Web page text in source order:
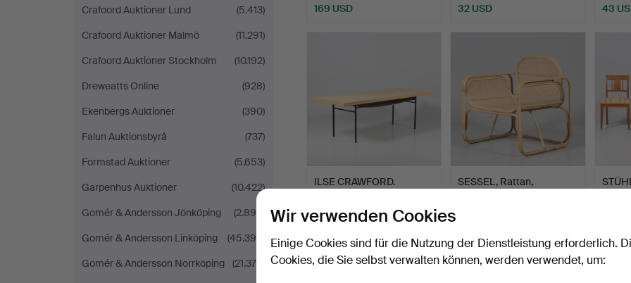
Crafoord Auktioner Lund
(5.413)
Crafoord Auktioner Malmö
(11.291)
Crafoord Auktioner Stockholm
(10.192)
Dreweatts Online
(928)
Ekenbergs Auktioner
(390)
Falun Auktionsbyrå
(737)
Formstad Auktioner
(5.653)
Garpenhus Auktioner
(10.422)
Gomér & Andersson Jönköping
(2.899)
Gomér & Andersson Linköping
(45.390)
Gomér & Andersson Norrköping
(21.375)
169 USD
32 USD
43
ILSE CRAWFORD.
Ikea…
Beendet 5. Aug 2026
127 USD
SESSEL, Rattan,
74 USD 32
Wir verwenden Cookies
Einige Cookies sind für die Nutzung der Dienstleistung erforderlich.
Cookies, die Sie selbst verwalten können, werden verwendet, um: